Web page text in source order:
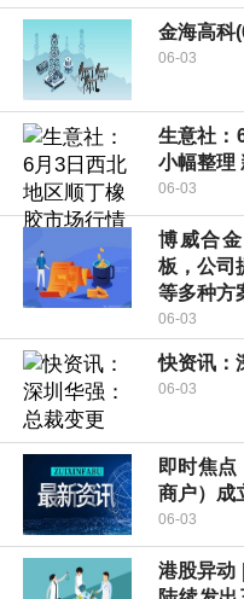
金海高科
06-03
生意社：
小幅整理
06-03
博威合
板，公司
等多种方
06-03
快资讯：
06-03
即时焦
商户）成
06-03
港股异动